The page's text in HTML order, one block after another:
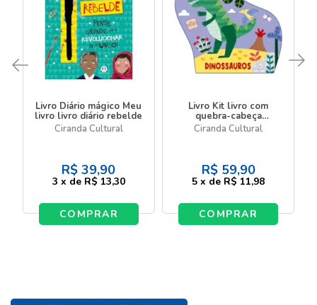
Livro Diário mágico Meu
livro livro diário rebelde
Ciranda Cultural
R$ 39,90
3 x de R$ 13,30
COMPRAR
Livro Kit livro com
quebra-cabeça
Dinossauros - Livro com
Ciranda Cultural
R$ 59,90
5 x de R$ 11,98
COMPRAR